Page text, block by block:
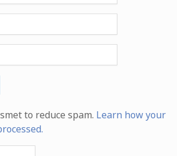
to reduce spam. Learn how your